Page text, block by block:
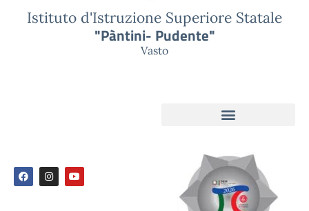
Istituto d'Istruzione Superiore Statale
"Pàntini- Pudente"
Vasto